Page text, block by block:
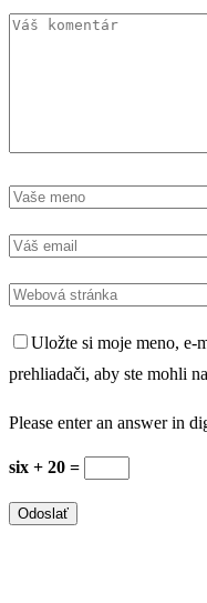
Uložte si moje meno, e-
prehliadači, aby ste mohli
Please enter an answer in
six + 20 =